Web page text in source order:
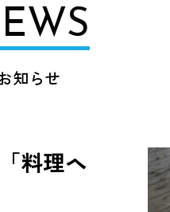
知らせ
料理ヘ